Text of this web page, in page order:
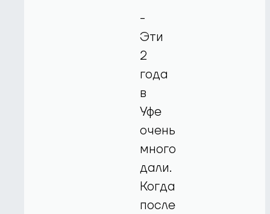
-
Эти
2
года
в
Уфе
очень
много
дали.
Когда
после